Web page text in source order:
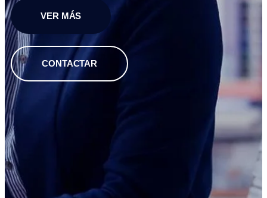
VER MÁS
CONTACTAR